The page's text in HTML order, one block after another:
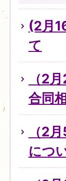
(2月
て
（2
合同
（2
につ